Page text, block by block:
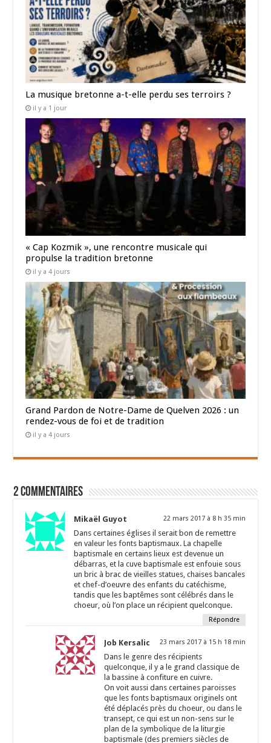
La musique bretonne a-t-elle perdu ses terroirs ?
il y a 1 jour
« Cap Kozmik », une rencontre musicale qui
propulse la tradition bretonne
il y a 4 jours
Grand Pardon de Notre-Dame de Quelven 2026 : un
rendez-vous de foi et de tradition
il y a 4 jours
2 Commentaires
Mikaël Guyot 22 mars 2017 à 8 h 35 min
Dans certaines églises il serait bon de remettre
en valeur les fonts baptismaux. La chapelle
baptismale en certains lieux est devenue un
débarras, et la cuve baptismale est enfouie sous
un bric à brac de vieilles statues, chaises bancales
et chef-d’oeuvre des enfants du catéchisme,
tandis que les baptêmes sont célébrés dans le
choeur, où l’on place un récipient quelconque.
Répondre
Job Kersalic 23 mars 2017 à 15 h 18 min
Dans le genre des récipients
quelconque, il y a le grand classique de
la bassine à confiture en cuivre.
On voit aussi dans certaines paroisses
que les fonts baptismaux originels ont
été déplacés près du choeur, ou dans le
transept, ce qui est un non-sens sur le
plan de la symbolique de la liturgie
baptismale (des premiers siècles de